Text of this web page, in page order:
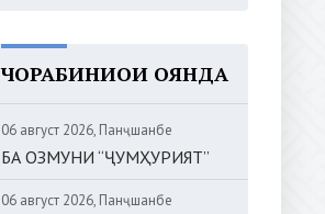
ЧОРАБИНИҲОИ ОЯНДА
06 август 2026, Панҷшанбе
БА ОЗМУНИ “ҶУМҲУРИЯТ”
06 август 2026, Панҷшанбе